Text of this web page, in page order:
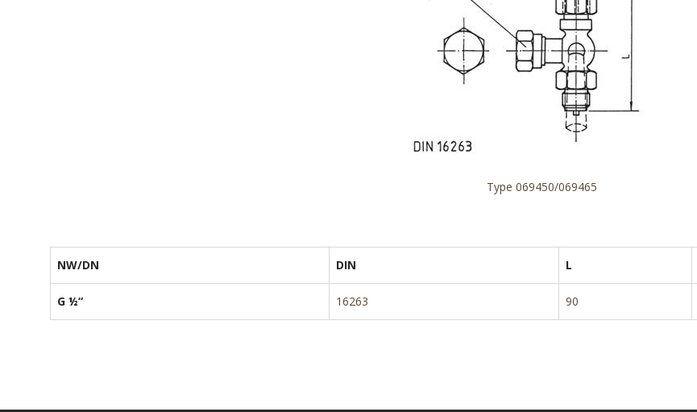
Type 069450/069465
NW/DN DIN L
G ½“ 16263 90